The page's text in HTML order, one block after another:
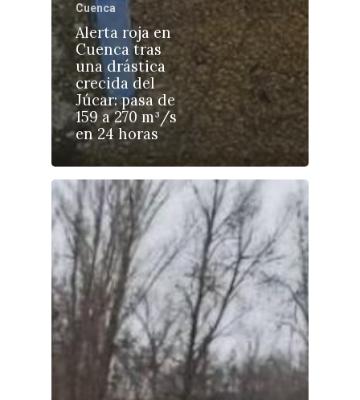
Cuenca
Alerta roja en
Cuenca tras
una drástica
crecida del
Júcar: pasa de
159 a 270 m³/s
en 24 horas
Castilla-La
Toledo
Ciudad Real
Albacete
Cuenca
Guadalajara
Talavera
Sanidad
Economía
Educación
Cultura
Deportes
Sucesos
Medio Ambiente
Planeta Rural
Especiales
Política
Galerías